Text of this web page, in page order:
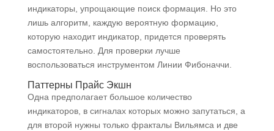
индикаторы, упрощающие поиск формация. Но это
лишь алгоритм, каждую вероятную формацию,
которую находит индикатор, придется проверять
самостоятельно. Для проверки лучше
воспользоваться инструментом Линии Фибоначчи.
Паттерны Прайс Экшн
Одна предполагает большое количество
индикаторов, в сигналах которых можно запутаться, а
для второй нужны только фракталы Вильямса и две